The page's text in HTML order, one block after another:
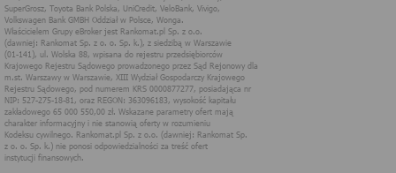
językowych i komunikacyjnych użytkownika,
pomocy przy wypełnianiu formularzy w witrynie.
ocena wydajności, analiza oraz badania czyli pozyskanie
i badanie jak dobrze działają strony internetowe,
kierunku poprawy funkcji oraz usług; działania te
są między innymi w czasie, gdy użytkownicy wchodzą na
Rankomat z innych witryn, aplikacji lub urządzeń podczas
na komputerze lub innym urządzeniu.
reklamowych - dla dostosowania emitowanych reklam
do preferencji użytkowników oraz w celu
technologii retargetingu, która umożliwia kierowanie reklam
stronach internetowych podmiotów trzecich (naszych